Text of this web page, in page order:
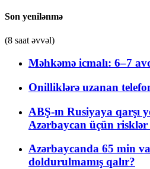
Son yenilənmə
(8 saat əvvəl)
Məhkəmə icmalı: 6–7
Onilliklərə uzanan
ABŞ-ın Rusiyaya qarşı
Azərbaycan üçün
Azərbaycanda 65 min
doldurulmamış qalır?